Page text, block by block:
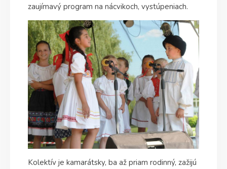
zaujímavý program na nácvikoch, vystúpeniach.
Kolektív je kamarátsky, ba až priam rodinný, zažijú